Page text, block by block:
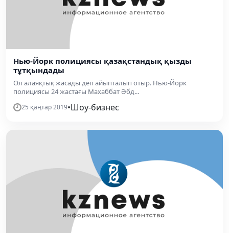
Нью-Йорк полициясы қазақстандық қызды
тұтқындады
Ол алаяқтық жасады деп айыпталып отыр. Нью-Йорк
полициясы 24 жастағы Махаббат Әбд...
25 қаңтар 2019•Шоу-бизнес